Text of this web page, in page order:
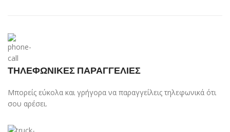
ΤΗΛΕΦΩΝΙΚΕΣ ΠΑΡΑΓΓΕΛΙΕΣ
Μπορείς εύκολα και γρήγορα να παραγγείλεις τηλεφωνικά ότι
σου αρέσει.